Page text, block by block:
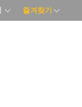
즐겨찾기